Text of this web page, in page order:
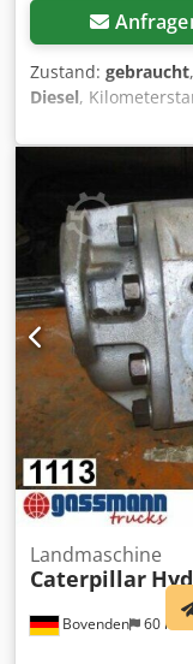
Zustand: gebraucht
Diesel,
Fahrzeugstandort:
GEBRAUCHT
Zwischenverkauf
Rpcmoptock
Bovenden 60 km
Landmaschine
Caterpillar